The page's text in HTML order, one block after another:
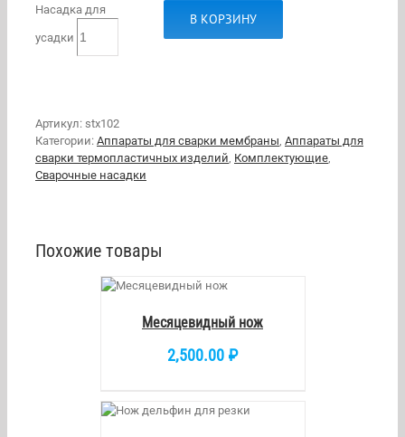
Насадка для
усадки
В КОРЗИНУ
Артикул: stx102
Категории: Аппараты для сварки мембраны, Аппараты для
сварки термопластичных изделий, Комплектующие,
Сварочные насадки
Похожие товары
Месяцевидный нож
2,500.00 ₽